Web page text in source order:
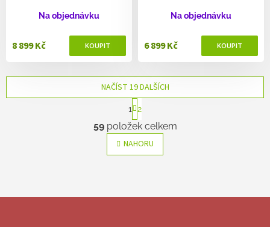
Na objednávku
8 899 Kč
Na objednávku
6 899 Kč
O
v
l
á
í
NAČÍST 19 DALŠÍCH
S
t
r
á
n
k
n
1 2
59položek celkem
NAHORU